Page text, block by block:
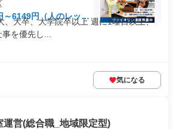
～6149円（人のレッス
、大卒、大学院卒以上 週に1曜日以上、
を優先し...
気になる
営(総合職_地域限定型)